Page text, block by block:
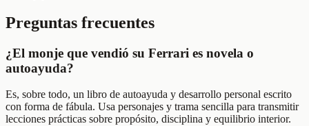
Preguntas frecuentes
¿El monje que vendió su Ferrari es novela o
autoayuda?
Es, sobre todo, un libro de autoayuda y desarrollo personal escrito
con forma de fábula. Usa personajes y trama sencilla para transmitir
lecciones prácticas sobre propósito, disciplina y equilibrio interior.